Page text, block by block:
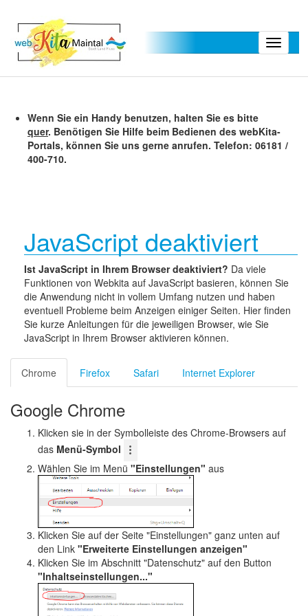
Toggle
Wenn Sie ein Handy benutzen, halten Sie es bitte
quer. Benötigen Sie Hilfe beim Bedienen des webKita-
Portals, können Sie uns gerne anrufen. Telefon: 06181 /
400-710.
JavaScript deaktiviert
Ist JavaScript in Ihrem Browser deaktiviert? Da viele
Funktionen von Webkita auf JavaScript basieren, können Sie
die Anwendung nicht in vollem Umfang nutzen und haben
eventuell Probleme beim Anzeigen einiger Seiten. Hier finden
Sie kurze Anleitungen für die jeweiligen Browser, wie Sie
JavaScript in Ihrem Browser aktivieren können.
Chrome Firefox Safari Internet Explorer
Google Chrome
Klicken sie in der Symbolleiste des Chrome-Browsers auf
das Menü-Symbol
Wählen Sie im Menü "Einstellungen" aus
Klicken Sie auf der Seite "Einstellungen" ganz unten auf
den Link "Erweiterte Einstellungen anzeigen"
Klicken Sie im Abschnitt "Datenschutz" auf den Button
"Inhaltseinstellungen..."